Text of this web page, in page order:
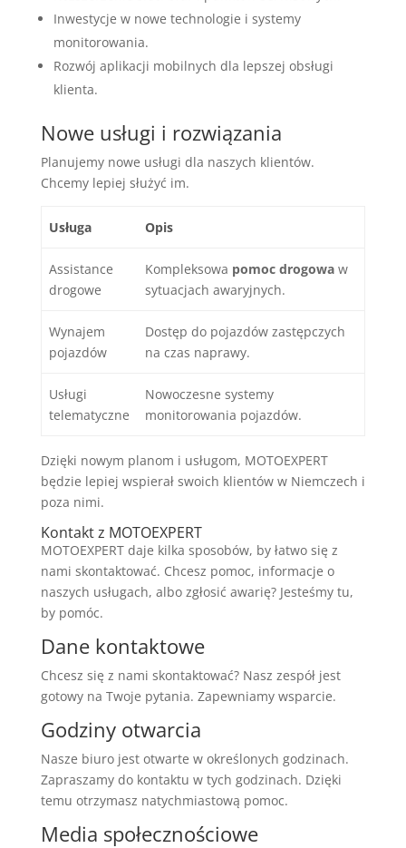
Inwestycje w nowe technologie i systemy
monitorowania.
Rozwój aplikacji mobilnych dla lepszej obsługi
klienta.
Nowe usługi i rozwiązania
Planujemy nowe usługi dla naszych klientów.
Chcemy lepiej służyć im.
Usługa Opis
Assistance
drogowe
Kompleksowa pomoc drogowa w
sytuacjach awaryjnych.
Wynajem
pojazdów
Dostęp do pojazdów zastępczych
na czas naprawy.
Usługi
telematyczne
Nowoczesne systemy
monitorowania pojazdów.
Dzięki nowym planom i usługom, MOTOEXPERT
będzie lepiej wspierał swoich klientów w Niemczech i
poza nimi.
Kontakt z MOTOEXPERT
MOTOEXPERT daje kilka sposobów, by łatwo się z
nami skontaktować. Chcesz pomoc, informacje o
naszych usługach, albo zgłosić awarię? Jesteśmy tu,
by pomóc.
Dane kontaktowe
Chcesz się z nami skontaktować? Nasz zespół jest
gotowy na Twoje pytania. Zapewniamy wsparcie.
Godziny otwarcia
Nasze biuro jest otwarte w określonych godzinach.
Zapraszamy do kontaktu w tych godzinach. Dzięki
temu otrzymasz natychmiastową pomoc.
Media społecznościowe